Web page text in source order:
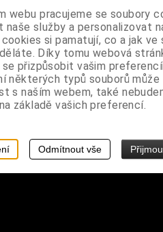
vhodný k připnutí na
webu pracujeme se soubory
naše služby a personalizovat
si pamatují, co a jak ve
Díky tomu webová
přizpůsobit vašim
některých typů souborů
s naším webem, také
základě vašich preferencí.
Odmítnout vše